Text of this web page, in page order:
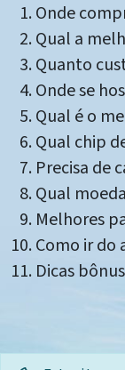
Onde
Qual a
Quanto
Onde se
Qual é o
Qual chip
Precisa de
Qual
Melhores
Como ir
Dicas